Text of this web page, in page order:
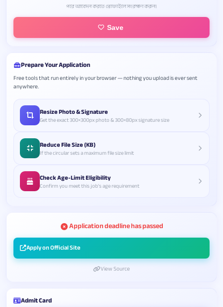
পরে আবেদন করতে প্রোফাইলে সংরক্ষণ করুন।
Save
Prepare Your Application
Free tools that run entirely in your browser — nothing you upload is ever sent
anywhere.
Resize Photo & Signature
Get the exact 300×300px photo & 300×80px signature size
Reduce File Size (KB)
If the circular sets a maximum file size limit
Check Age-Limit Eligibility
Confirm you meet this job's age requirement
Application deadline has passed
Apply on Official Site
View Source
Admit Card